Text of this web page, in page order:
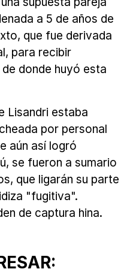
a 5 de años de
que fue derivada
para recibir
donde huyó esta
Lisandri estaba
por personal
aún así logró
se fueron a sumario
que ligarán su parte
"fugitiva".
de captura hina.